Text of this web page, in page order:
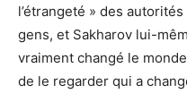
l’étrangeté » des
gens, et Sakharov lui-
vraiment changé le
de le regarder qui a